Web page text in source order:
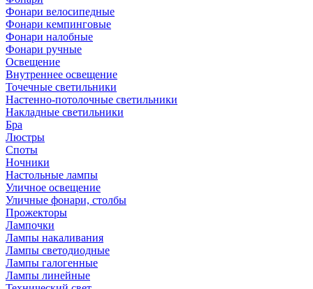
Фонари велосипедные
Фонари кемпинговые
Фонари налобные
Фонари ручные
Освещение
Внутреннее освещение
Точечные светильники
Настенно-потолочные светильники
Накладные светильники
Бра
Люстры
Споты
Ночники
Настольные лампы
Уличное освещение
Уличные фонари, столбы
Прожекторы
Лампочки
Лампы накаливания
Лампы светодиодные
Лампы галогенные
Лампы линейные